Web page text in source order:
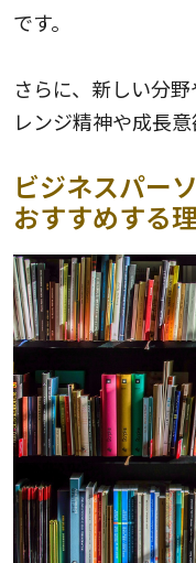
です。
さらに、新しい分
レンジ精神や成長
ビジネスパー
おすすめする